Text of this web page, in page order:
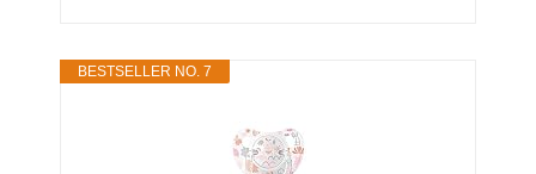
BESTSELLER NO. 7